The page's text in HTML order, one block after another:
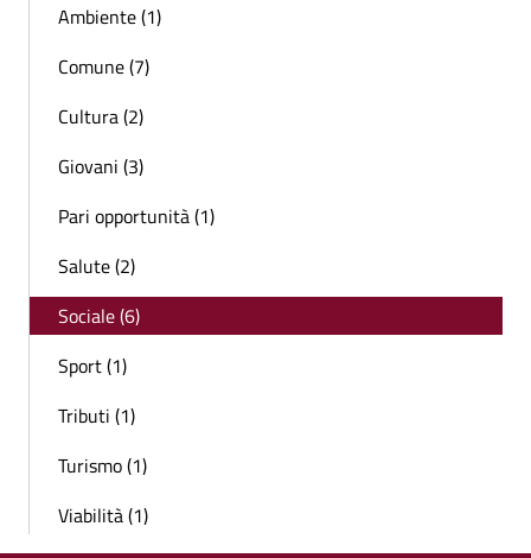
Ambiente (1)
Comune (7)
Cultura (2)
Giovani (3)
Pari opportunità (1)
Salute (2)
Sociale (6)
Sport (1)
Tributi (1)
Turismo (1)
Viabilità (1)